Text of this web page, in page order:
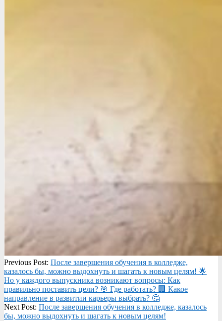
2025-
05-
19
Previous Post: После завершения обучения в колледже,
казалось бы, можно выдохнуть и шагать к новым целям! 🌟
Но у каждого выпускника возникают вопросы: Как
правильно поставить цели? 🎯 Где работать? 🏢 Какое
направление в развитии карьеры выбрать? 🤔
Next Post: После завершения обучения в колледже, казалось
бы, можно выдохнуть и шагать к новым целям!